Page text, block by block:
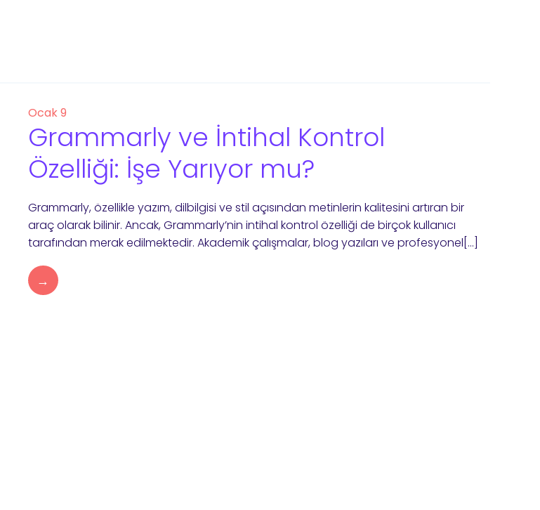
Ocak 9
Grammarly ve İntihal Kontrol
Özelliği: İşe Yarıyor mu?
Grammarly, özellikle yazım, dilbilgisi ve stil açısından metinlerin kalitesini artıran bir
araç olarak bilinir. Ancak, Grammarly’nin intihal kontrol özelliği de birçok kullanıcı
tarafından merak edilmektedir. Akademik çalışmalar, blog yazıları ve profesyonel[…]
→